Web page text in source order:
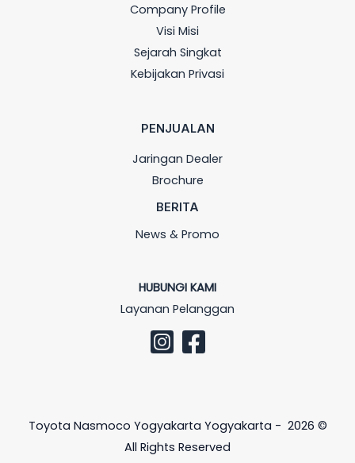
Company Profile
Visi Misi
Sejarah Singkat
Kebijakan Privasi
PENJUALAN
Jaringan Dealer
Brochure
BERITA
News & Promo
HUBUNGI KAMI
Layanan Pelanggan
Toyota Nasmoco Yogyakarta Yogyakarta - 2026 ©
All Rights Reserved